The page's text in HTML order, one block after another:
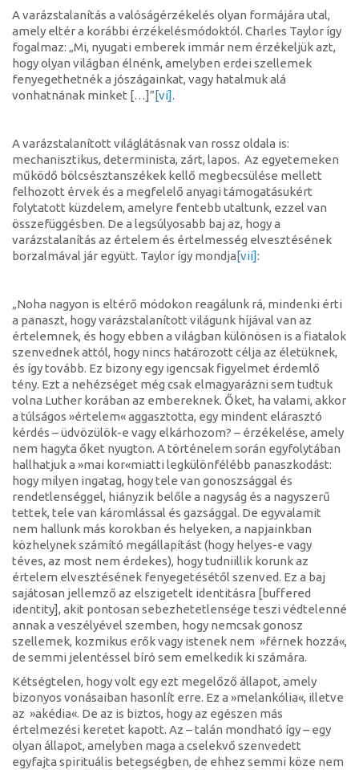
A varázstalanítás a valóságérzékelés olyan formájára utal,
amely eltér a korábbi érzékelésmódoktól. Charles Taylor így
fogalmaz: „Mi, nyugati emberek immár nem érzékeljük azt,
hogy olyan világban élnénk, amelyben erdei szellemek
fenyegethetnék a jószágainkat, vagy hatalmuk alá
vonhatnának minket […]” [vi].
A varázstalanított világlátásnak van rossz oldala is:
mechanisztikus, determinista, zárt, lapos. Az egyetemeken
működő bölcsésztanszékek kellő megbecsülése mellett
felhozott érvek és a megfelelő anyagi támogatásukért
folytatott küzdelem, amelyre fentebb utaltunk, ezzel van
összefüggésben. De a legsúlyosabb baj az, hogy a
varázstalanítás az értelem és értelmesség elvesztésének
borzalmával jár együtt. Taylor így mondja [vii]:
„Noha nagyon is eltérő módokon reagálunk rá, mindenki érti
a panaszt, hogy varázstalanított világunk híjával van az
értelemnek, és hogy ebben a világban különösen is a fiatalok
szenvednek attól, hogy nincs határozott célja az életüknek,
és így tovább. Ez bizony egy igencsak figyelmet érdemlő
tény. Ezt a nehézséget még csak elmagyarázni sem tudtuk
volna Luther korában az embereknek. Őket, ha valami, akkor
a túlságos »értelem« aggasztotta, egy mindent elárasztó
kérdés – üdvözülök-e vagy elkárhozom? – érzékelése, amely
nem hagyta őket nyugton. A történelem során egyfolytában
hallhatjuk a »mai kor«miatti legkülönfélébb panaszkodást:
hogy milyen ingatag, hogy tele van gonoszsággal és
rendetlenséggel, hiányzik belőle a nagyság és a nagyszerű
tettek, tele van káromlással és gazsággal. De egyvalamit
nem hallunk más korokban és helyeken, a napjainkban
közhelynek számító megállapítást (hogy helyes-e vagy
téves, az most nem érdekes), hogy tudniillik korunk az
értelem elvesztésének fenyegetésétől szenved. Ez a baj
sajátosan jellemző az elszigetelt identitásra [buffered
identity], akit pontosan sebezhetetlensége teszi védtelenné
annak a veszélyével szemben, hogy nemcsak gonosz
szellemek, kozmikus erők vagy istenek nem »férnek hozzá«,
de semmi jelentéssel bíró sem emelkedik ki számára.
Kétségtelen, hogy volt egy ezt megelőző állapot, amely
bizonyos vonásaiban hasonlít erre. Ez a »melankólia«, illetve
az »akédia«. De az is biztos, hogy az egészen más
értelmezési keretet kapott. Az – talán mondható így – egy
olyan állapot, amelyben maga a cselekvő szenvedett
egyfajta spirituális betegségben, de ehhez semmi köze nem